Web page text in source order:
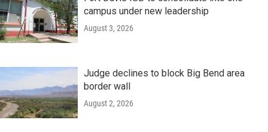
campus under new leadership
August 3, 2026
Judge declines to block Big Bend area
border wall
August 2, 2026